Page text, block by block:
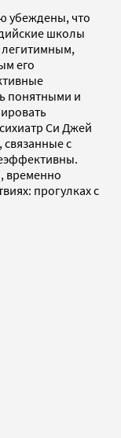
убеждены, что
школы
легитимным,
его
понятными и
Си Джей
с
временно
прогулках с